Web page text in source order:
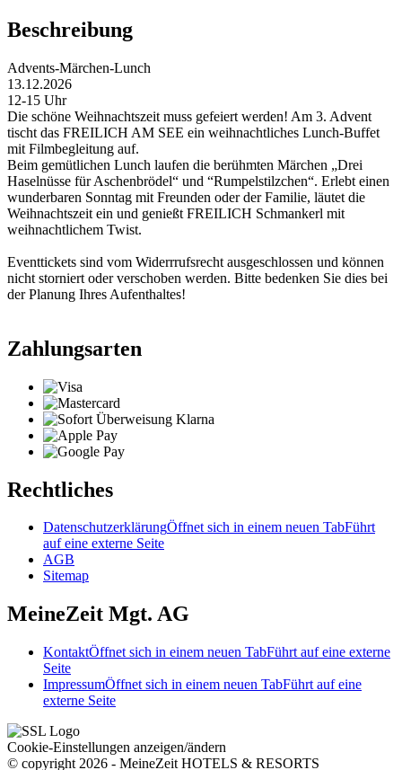
Beschreibung
Advents-Märchen-Lunch
13.12.2026
12-15 Uhr
Die schöne Weihnachtszeit muss gefeiert werden! Am 3. Advent
tischt das FREILICH AM SEE ein weihnachtliches Lunch-Buffet
mit Filmbegleitung auf.
Beim gemütlichen Lunch laufen die berühmten Märchen „Drei
Haselnüsse für Aschenbrödel“ und “Rumpelstilzchen“. Erlebt einen
wunderbaren Sonntag mit Freunden oder der Familie, läutet die
Weihnachtszeit ein und genießt FREILICH Schmankerl mit
weihnachtlichem Twist.
Eventtickets sind vom Widerrrufsrecht ausgeschlossen und können
nicht storniert oder verschoben werden. Bitte bedenken Sie dies bei
der Planung Ihres Aufenthaltes!
Zahlungsarten
Rechtliches
DatenschutzerklärungÖffnet sich in einem neuen TabFührt
auf eine externe Seite
AGB
Sitemap
MeineZeit Mgt. AG
KontaktÖffnet sich in einem neuen TabFührt auf eine externe
Seite
ImpressumÖffnet sich in einem neuen TabFührt auf eine
externe Seite
Cookie-Einstellungen anzeigen/ändern
© copyright 2026 - MeineZeit HOTELS & RESORTS